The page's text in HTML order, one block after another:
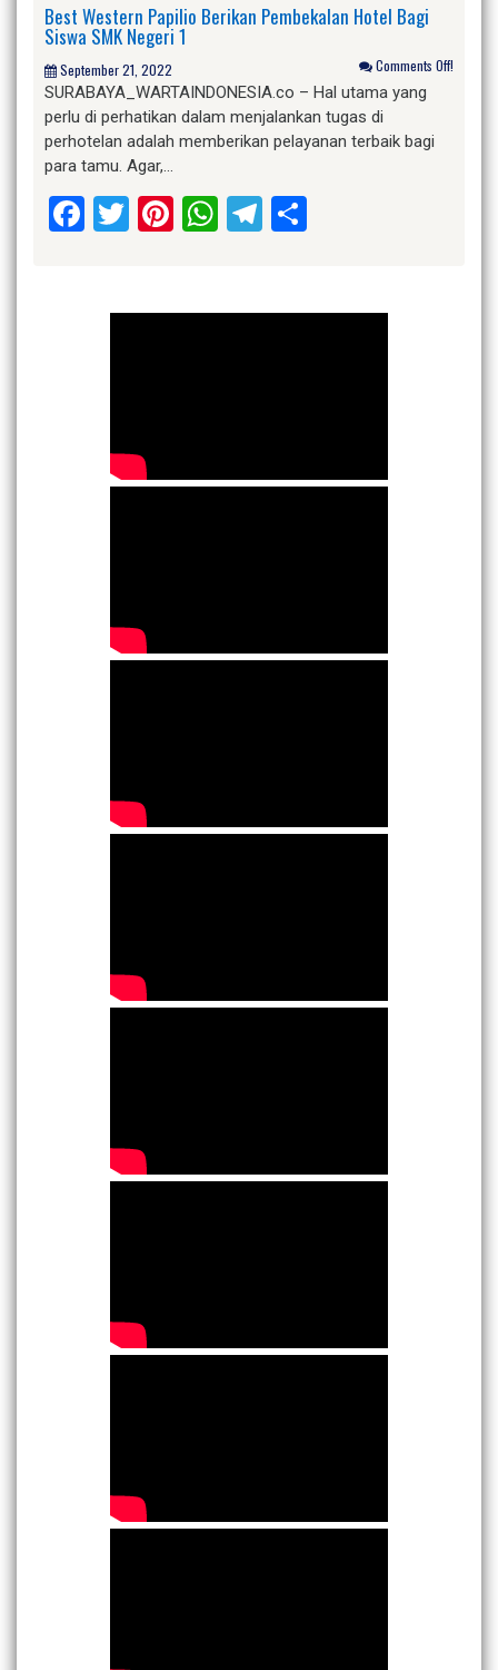
Best Western Papilio Berikan Pembekalan Hotel Bagi
Siswa SMK Negeri 1
September 21, 2022 Comments Off!
SURABAYA_WARTAINDONESIA.co – Hal utama yang
perlu di perhatikan dalam menjalankan tugas di
perhotelan adalah memberikan pelayanan terbaik bagi
para tamu. Agar,…
Facebook
Twitter
Pinterest
WhatsApp
Telegram